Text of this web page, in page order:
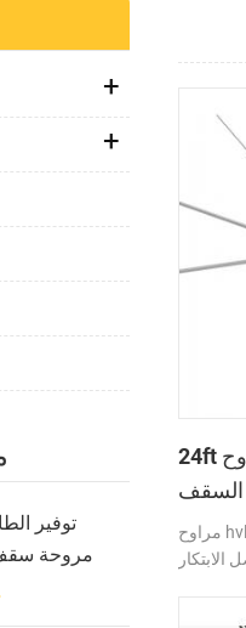
توفير
مروحة سقف
24ft نوعية جيدة كبيرة قطرها مراوح
مراوح hvls عالية السرعة منخفضة الحجم. لم
الابتكار